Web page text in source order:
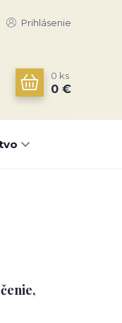
Prihlásenie
0 ks
0 €